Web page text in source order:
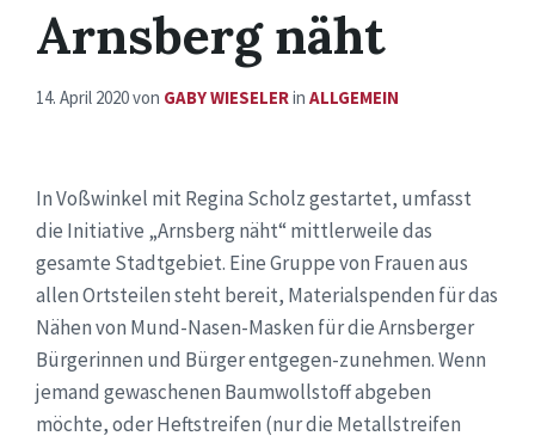
Arnsberg näht
14. April 2020von GABY WIESELERin ALLGEMEIN
In Voßwinkel mit Regina Scholz gestartet, umfasst
die Initiative „Arnsberg näht“ mittlerweile das
gesamte Stadtgebiet. Eine Gruppe von Frauen aus
allen Ortsteilen steht bereit, Materialspenden für das
Nähen von Mund-Nasen-Masken für die Arnsberger
Bürgerinnen und Bürger entgegen-zunehmen. Wenn
jemand gewaschenen Baumwollstoff abgeben
möchte, oder Heftstreifen (nur die Metallstreifen